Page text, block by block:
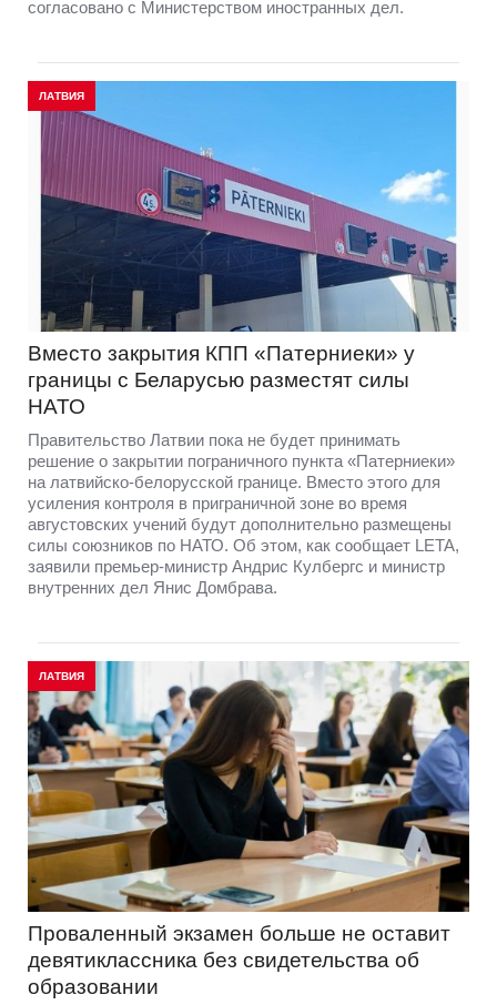
согласовано с Министерством иностранных дел.
ЛАТВИЯ
Вместо закрытия КПП «Патерниеки» у
границы с Беларусью разместят силы
НАТО
Правительство Латвии пока не будет принимать
решение о закрытии пограничного пункта «Патерниеки»
на латвийско-белорусской границе. Вместо этого для
усиления контроля в приграничной зоне во время
августовских учений будут дополнительно размещены
силы союзников по НАТО. Об этом, как сообщает LETA,
заявили премьер-министр Андрис Кулбергс и министр
внутренних дел Янис Домбрава.
ЛАТВИЯ
Проваленный экзамен больше не оставит
девятиклассника без свидетельства об
образовании